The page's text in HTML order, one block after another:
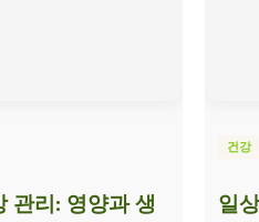
관리: 영양과 생
건강
일